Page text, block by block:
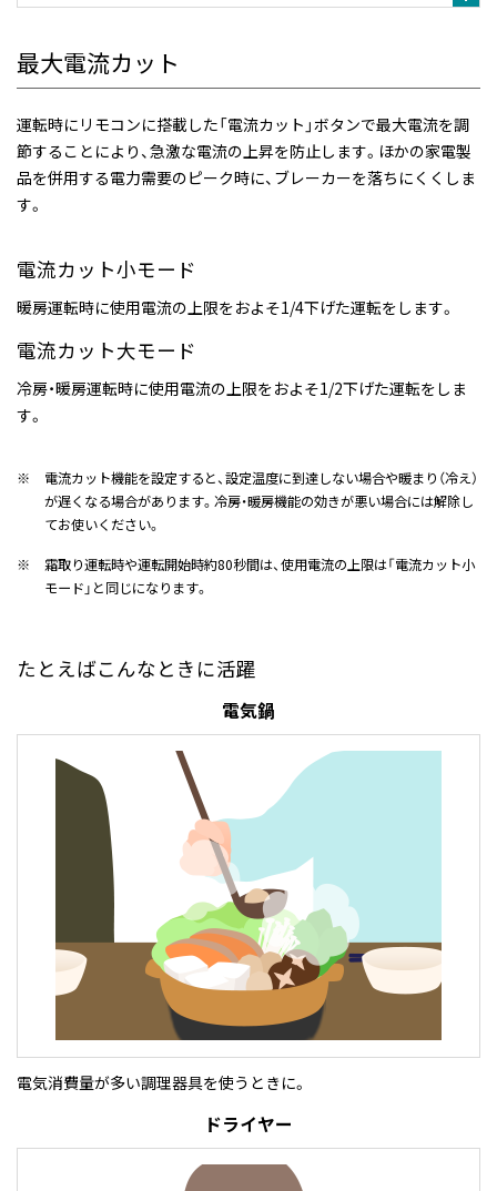
最大電流カット
運転時にリモコンに搭載した「電流カット」ボタンで最大電流を調
節することにより、急激な電流の上昇を防止します。ほかの家電製
品を併用する電力需要のピーク時に、ブレーカーを落ちにくくしま
す。
電流カット小モード
暖房運転時に使用電流の上限をおよそ1/4下げた運転をします。
電流カット大モード
冷房・暖房運転時に使用電流の上限をおよそ1/2下げた運転をしま
す。
※
電流カット機能を設定すると、設定温度に到達しない場合や暖まり（冷え）
が遅くなる場合があります。冷房・暖房機能の効きが悪い場合には解除し
てお使いください。
※
霜取り運転時や運転開始時約80秒間は、使用電流の上限は「電流カット小
モード」と同じになります。
たとえばこんなときに活躍
電気鍋
電気消費量が多い調理器具を使うときに。
ドライヤー